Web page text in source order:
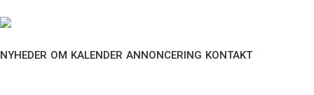
NYHEDER OM KALENDER ANNONCERING KONTAKT